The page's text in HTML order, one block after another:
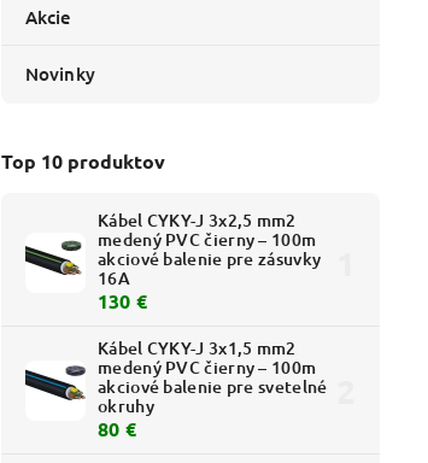
Akcie
Novinky
Top 10 produktov
Kábel CYKY-J 3x2,5 mm2
medený PVC čierny – 100m
akciové balenie pre zásuvky
16A
130 €
Kábel CYKY-J 3x1,5 mm2
medený PVC čierny – 100m
akciové balenie pre svetelné
okruhy
80 €